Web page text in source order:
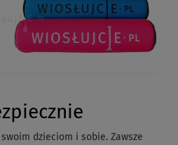
dzieciom i sobie. Zawsze